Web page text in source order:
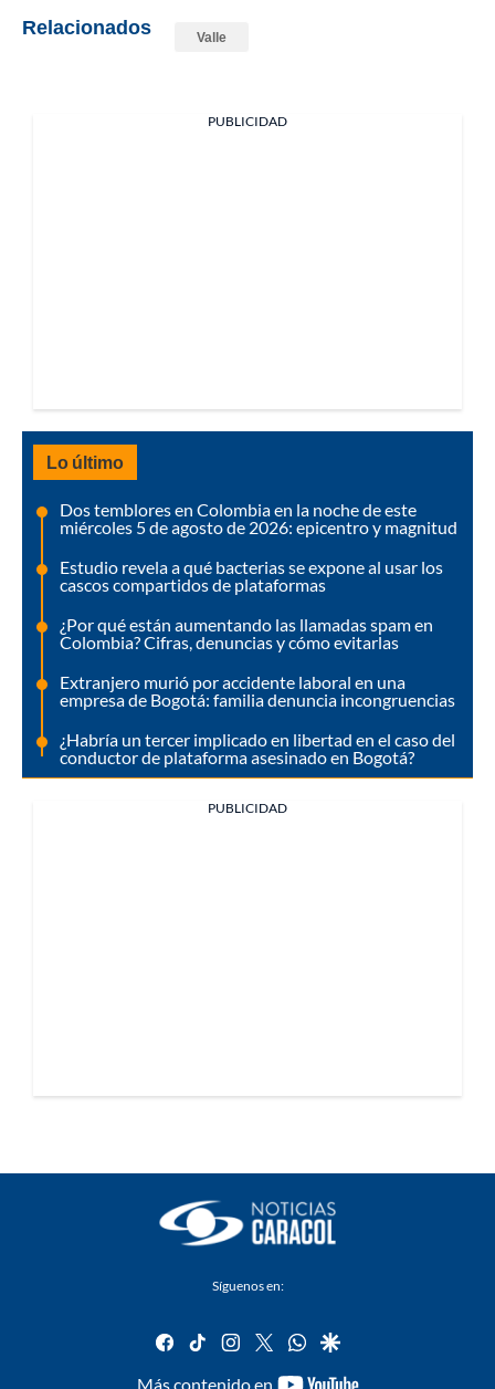
Relacionados Valle
PUBLICIDAD
Lo último
Dos temblores en Colombia en la noche de este
miércoles 5 de agosto de 2026: epicentro y magnitud
Estudio revela a qué bacterias se expone al usar los
cascos compartidos de plataformas
¿Por qué están aumentando las llamadas spam en
Colombia? Cifras, denuncias y cómo evitarlas
Extranjero murió por accidente laboral en una
empresa de Bogotá: familia denuncia incongruencias
¿Habría un tercer implicado en libertad en el caso del
conductor de plataforma asesinado en Bogotá?
PUBLICIDAD
Síguenos en:
facebook
tiktok instagram
twitterwhatsapp
google
Más contenido en
youtube-